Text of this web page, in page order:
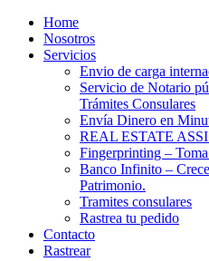
Home
Nosotros
Servicios
Envio de carga
Servicio de Notario
Trámites Consulares
Envía Dinero en
REAL ESTATE
Fingerprinting –
Banco Infinito –
Patrimonio.
Tramites consulares
Rastrea tu pedido
Contacto
Rastrear